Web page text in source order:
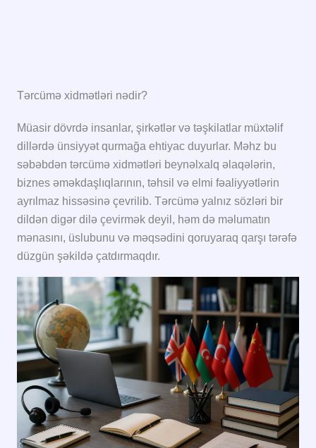
Tərcümə xidmətləri nədir?
Müasir dövrdə insanlar, şirkətlər və təşkilatlar müxtəlif
dillərdə ünsiyyət qurmağa ehtiyac duyurlar. Məhz bu
səbəbdən tərcümə xidmətləri beynəlxalq əlaqələrin,
biznes əməkdaşlıqlarının, təhsil və elmi fəaliyyətlərin
ayrılmaz hissəsinə çevrilib. Tərcümə yalnız sözləri bir
dildən digər dilə çevirmək deyil, həm də məlumatın
mənasını, üslubunu və məqsədini qoruyaraq qarşı tərəfə
düzgün şəkildə çatdırmaqdır.